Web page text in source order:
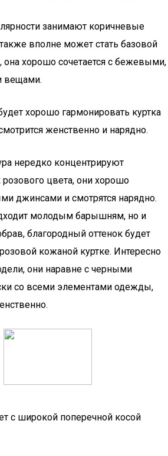
занимают коричневые
вполне может стать базовой
она хорошо сочетается с бежевыми,
вещами.
хорошо гармонировать куртка
женственно и нарядно.
нередко концентрируют
цвета, они хорошо
джинсами и смотрятся нарядно.
молодым барышням, но и
благородный оттенок будет
кожаной куртке. Интересно
они наравне с черными
со всеми элементами одежды,
с широкой поперечной косой